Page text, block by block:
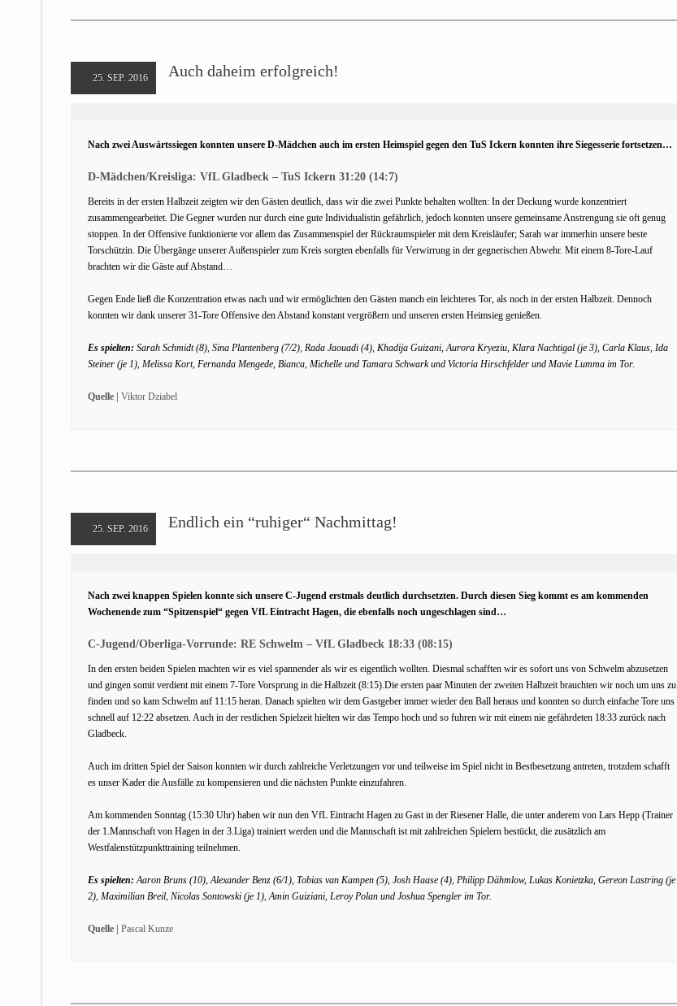
25. SEP. 2016 Auch daheim erfolgreich!
Nach zwei Auswärtssiegen konnten unsere D-Mädchen auch im ersten Heimspiel gegen den TuS Ickern konnten ihre Siegesserie fortsetzen…
D-Mädchen/Kreisliga: VfL Gladbeck – TuS Ickern 31:20 (14:7)
Bereits in der ersten Halbzeit zeigten wir den Gästen deutlich, dass wir die zwei Punkte behalten wollten: In der Deckung wurde konzentriert
zusammengearbeitet. Die Gegner wurden nur durch eine gute Individualistin gefährlich, jedoch konnten unsere gemeinsame Anstrengung sie oft genug
stoppen. In der Offensive funktionierte vor allem das Zusammenspiel der Rückraumspieler mit dem Kreisläufer; Sarah war immerhin unsere beste
Torschützin. Die Übergänge unserer Außenspieler zum Kreis sorgten ebenfalls für Verwirrung in der gegnerischen Abwehr. Mit einem 8-Tore-Lauf
brachten wir die Gäste auf Abstand…
Gegen Ende ließ die Konzentration etwas nach und wir ermöglichten den Gästen manch ein leichteres Tor, als noch in der ersten Halbzeit. Dennoch
konnten wir dank unserer 31-Tore Offensive den Abstand konstant vergrößern und unseren ersten Heimsieg genießen.
Es spielten: Sarah Schmidt (8), Sina Plantenberg (7/2), Rada Jaouadi (4), Khadija Guizani, Aurora Kryeziu, Klara Nachtigal (je 3), Carla Klaus, Ida
Steiner (je 1), Melissa Kort, Fernanda Mengede, Bianca, Michelle und Tamara Schwark und Victoria Hirschfelder und Mavie Lumma im Tor.
Quelle | Viktor Dziabel
25. SEP. 2016 Endlich ein “ruhiger“ Nachmittag!
Nach zwei knappen Spielen konnte sich unsere C-Jugend erstmals deutlich durchsetzten. Durch diesen Sieg kommt es am kommenden
Wochenende zum “Spitzenspiel“ gegen VfL Eintracht Hagen, die ebenfalls noch ungeschlagen sind…
C-Jugend/Oberliga-Vorrunde: RE Schwelm – VfL Gladbeck 18:33 (08:15)
In den ersten beiden Spielen machten wir es viel spannender als wir es eigentlich wollten. Diesmal schafften wir es sofort uns von Schwelm abzusetzen
und gingen somit verdient mit einem 7-Tore Vorsprung in die Halbzeit (8:15).Die ersten paar Minuten der zweiten Halbzeit brauchten wir noch um uns zu
finden und so kam Schwelm auf 11:15 heran. Danach spielten wir dem Gastgeber immer wieder den Ball heraus und konnten so durch einfache Tore uns
schnell auf 12:22 absetzen. Auch in der restlichen Spielzeit hielten wir das Tempo hoch und so fuhren wir mit einem nie gefährdeten 18:33 zurück nach
Gladbeck.
Auch im dritten Spiel der Saison konnten wir durch zahlreiche Verletzungen vor und teilweise im Spiel nicht in Bestbesetzung antreten, trotzdem schafft
es unser Kader die Ausfälle zu kompensieren und die nächsten Punkte einzufahren.
Am kommenden Sonntag (15:30 Uhr) haben wir nun den VfL Eintracht Hagen zu Gast in der Riesener Halle, die unter anderem von Lars Hepp (Trainer
der 1.Mannschaft von Hagen in der 3.Liga) trainiert werden und die Mannschaft ist mit zahlreichen Spielern bestückt, die zusätzlich am
Westfalenstützpunkttraining teilnehmen.
Es spielten: Aaron Bruns (10), Alexander Benz (6/1), Tobias van Kampen (5), Josh Haase (4), Philipp Dähmlow, Lukas Konietzka, Gereon Lastring (je
2), Maximilian Breil, Nicolas Sontowski (je 1), Amin Guiziani, Leroy Polan und Joshua Spengler im Tor.
Quelle | Pascal Kunze